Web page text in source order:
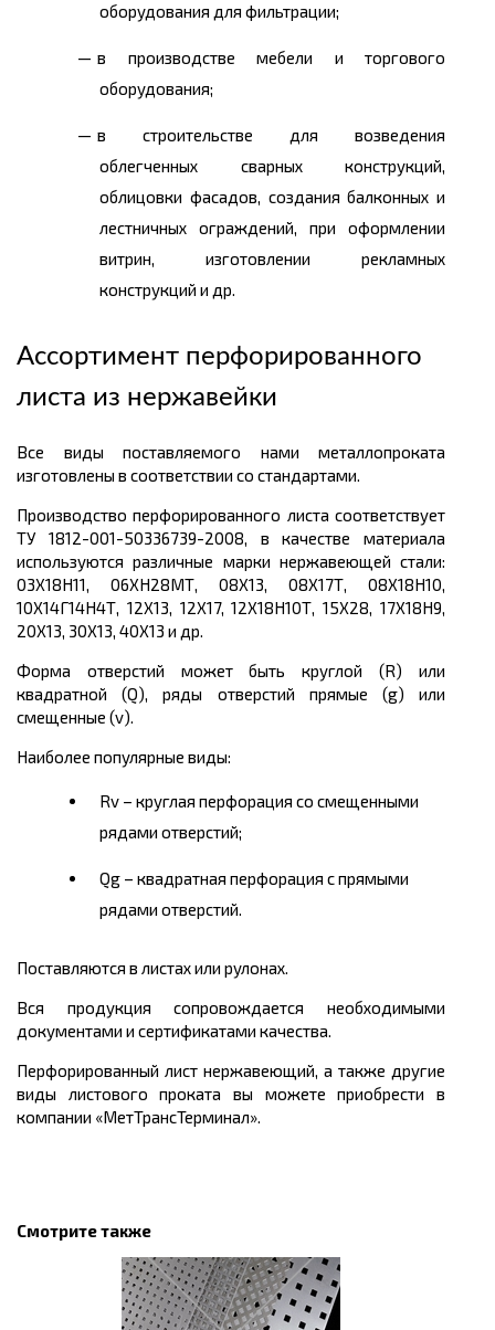
оборудования для фильтрации;
в производстве мебели и торгового
оборудования;
в строительстве для возведения
облегченных сварных конструкций,
облицовки фасадов, создания балконных и
лестничных ограждений, при оформлении
витрин, изготовлении рекламных
конструкций и др.
Ассортимент перфорированного
листа из нержавейки
Все виды поставляемого нами металлопроката
изготовлены в соответствии со стандартами.
Производство перфорированного листа соответствует
ТУ 1812-001-50336739-2008, в качестве материала
используются различные марки нержавеющей стали:
03Х18Н11, 06ХН28МТ, 08Х13, 08Х17Т, 08Х18Н10,
10Х14Г14Н4Т, 12Х13, 12Х17, 12Х18Н10Т, 15Х28, 17Х18Н9,
20Х13, 30Х13, 40Х13 и др.
Форма отверстий может быть круглой (R) или
квадратной (Q), ряды отверстий прямые (g) или
смещенные (v).
Наиболее популярные виды:
Rv – круглая перфорация со смещенными
рядами отверстий;
Qg – квадратная перфорация с прямыми
рядами отверстий.
Поставляются в листах или рулонах.
Вся продукция сопровождается необходимыми
документами и сертификатами качества.
Перфорированный лист нержавеющий, а также другие
виды листового проката вы можете приобрести в
компании «МетТрансТерминал».
Смотрите также